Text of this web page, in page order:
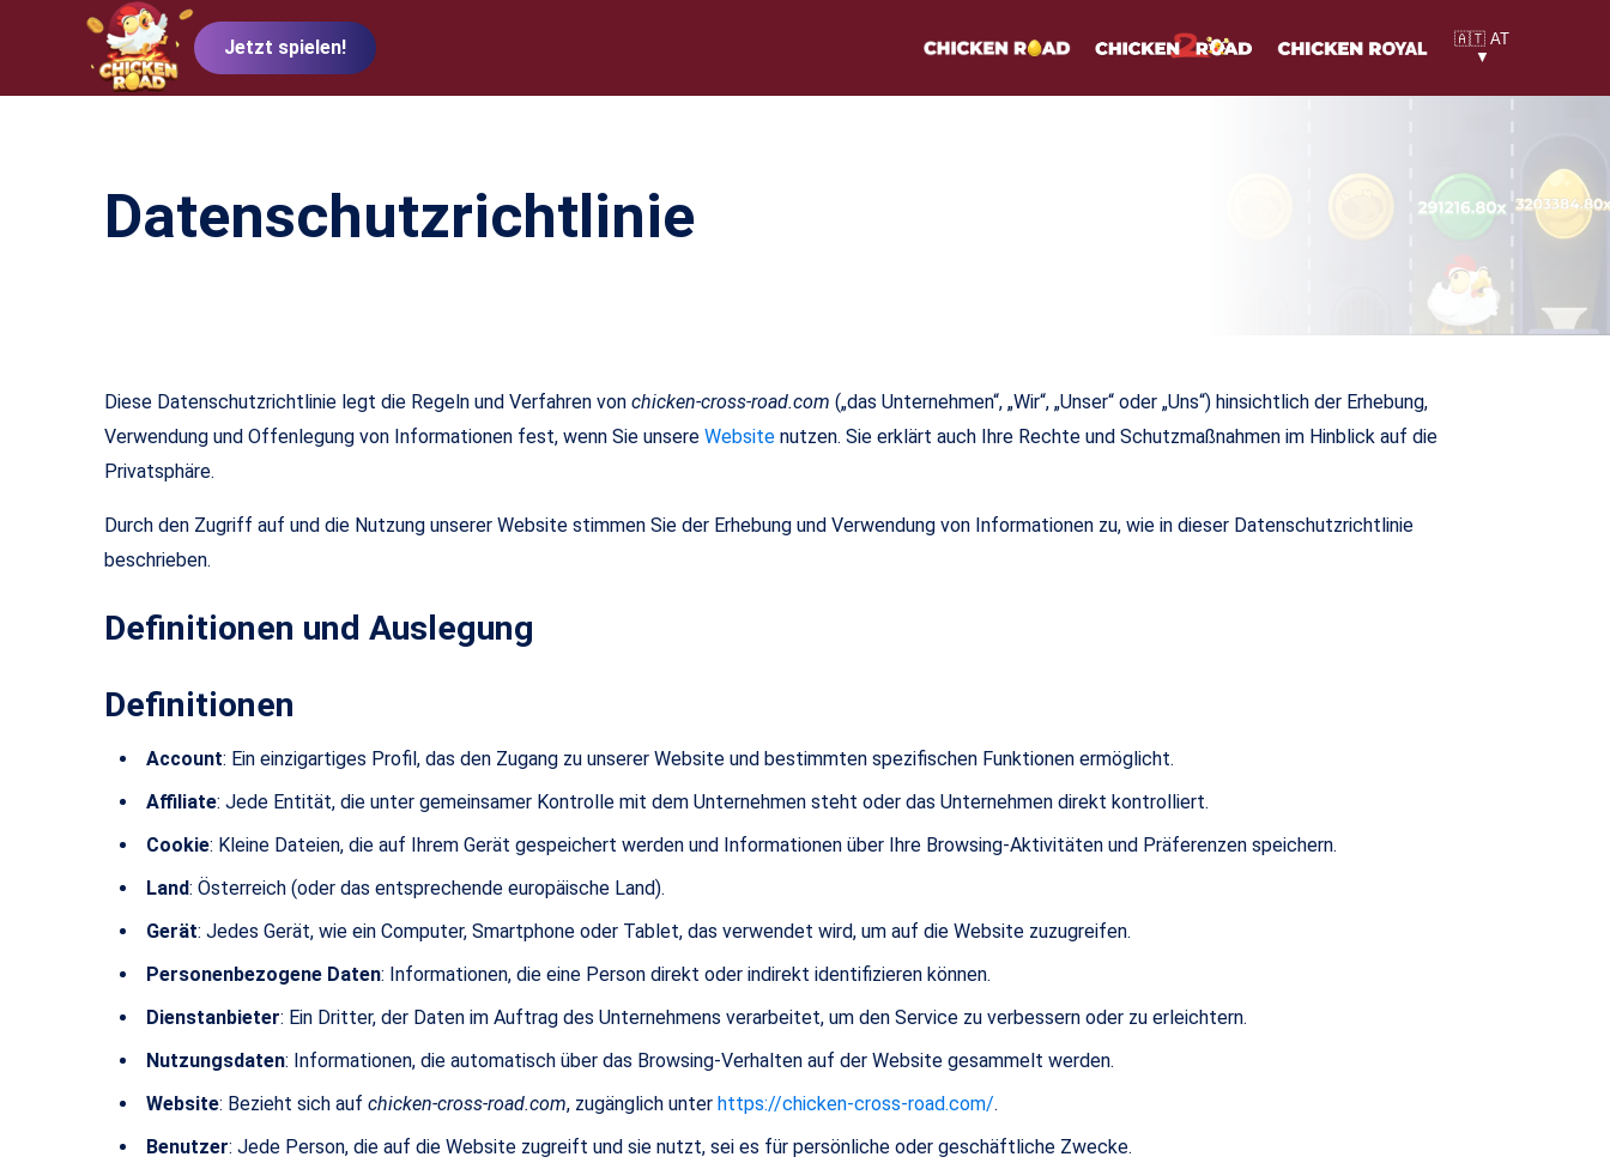
Jetzt spielen!
🇦🇹 AT
▼
Datenschutzrichtlinie
Diese Datenschutzrichtlinie legt die Regeln und Verfahren von chicken-cross-road.com („das Unternehmen“, „Wir“, „Unser“ oder „Uns“) hinsichtlich der Erhebung,
Verwendung und Offenlegung von Informationen fest, wenn Sie unsere Website nutzen. Sie erklärt auch Ihre Rechte und Schutzmaßnahmen im Hinblick auf die
Privatsphäre.
Durch den Zugriff auf und die Nutzung unserer Website stimmen Sie der Erhebung und Verwendung von Informationen zu, wie in dieser Datenschutzrichtlinie
beschrieben.
Definitionen und Auslegung
Definitionen
Account: Ein einzigartiges Profil, das den Zugang zu unserer Website und bestimmten spezifischen Funktionen ermöglicht.
Affiliate: Jede Entität, die unter gemeinsamer Kontrolle mit dem Unternehmen steht oder das Unternehmen direkt kontrolliert.
Cookie: Kleine Dateien, die auf Ihrem Gerät gespeichert werden und Informationen über Ihre Browsing-Aktivitäten und Präferenzen speichern.
Land: Österreich (oder das entsprechende europäische Land).
Gerät: Jedes Gerät, wie ein Computer, Smartphone oder Tablet, das verwendet wird, um auf die Website zuzugreifen.
Personenbezogene Daten: Informationen, die eine Person direkt oder indirekt identifizieren können.
Dienstanbieter: Ein Dritter, der Daten im Auftrag des Unternehmens verarbeitet, um den Service zu verbessern oder zu erleichtern.
Nutzungsdaten: Informationen, die automatisch über das Browsing-Verhalten auf der Website gesammelt werden.
Website: Bezieht sich auf chicken-cross-road.com, zugänglich unter https://chicken-cross-road.com/.
Benutzer: Jede Person, die auf die Website zugreift und sie nutzt, sei es für persönliche oder geschäftliche Zwecke.